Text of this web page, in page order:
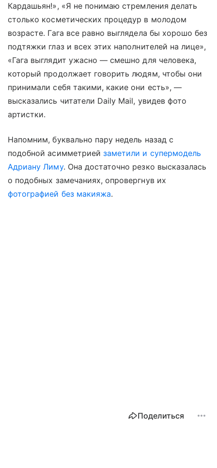
Кардашьян!», «Я не понимаю стремления делать
столько косметических процедур в молодом
возрасте. Гага все равно выглядела бы хорошо без
подтяжки глаз и всех этих наполнителей на лице»,
«Гага выглядит ужасно — смешно для человека,
который продолжает говорить людям, чтобы они
принимали себя такими, какие они есть», —
высказались читатели Daily Mail, увидев фото
артистки.
Напомним, буквально пару недель назад с
подобной асимметриейзаметили и супермодель
Адриану Лиму. Она достаточно резко высказалась
о подобных замечаниях, опровергнув их
фотографией без макияжа.
Поделиться